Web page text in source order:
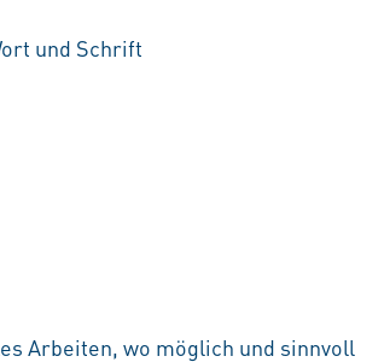
und Schrift
Arbeiten, wo möglich und sinnvoll